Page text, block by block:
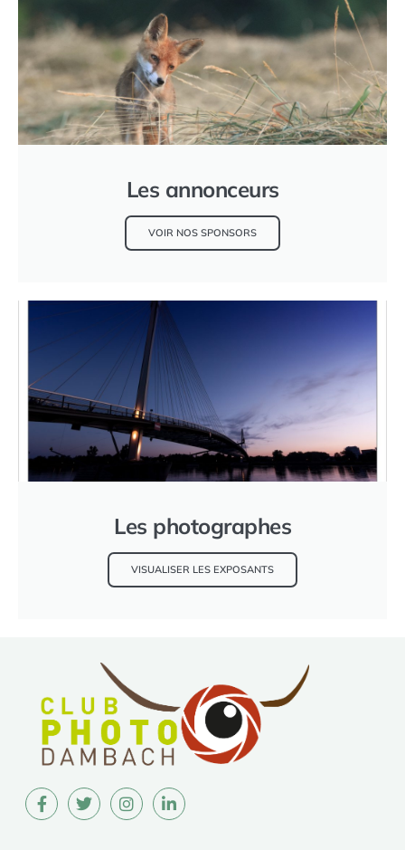
Les annonceurs
VOIR NOS SPONSORS
Les photographes
VISUALISER LES EXPOSANTS